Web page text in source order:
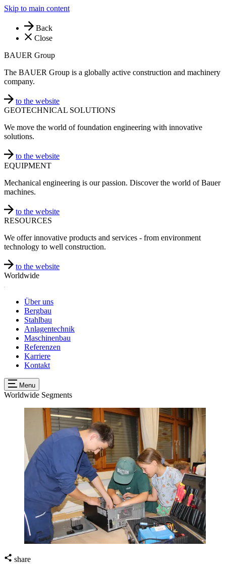
Skip to main content
Back
Close
BAUER Group
The BAUER Group is a globally active construction and machinery
company.
to the website
GEOTECHNICAL SOLUTIONS
We move the world of foundation engineering with innovative
solutions.
to the website
EQUIPMENT
Mechanical engineering is our passion. Discover the world of Bauer
machines.
to the website
RESOURCES
We offer innovative products and services - from environment
technology to well construction.
to the website
Worldwide
Über uns
Bergbau
Stahlbau
Anlagentechnik
Maschinenbau
Referenzen
Karriere
Kontakt
Menu
Worldwide Segments
share